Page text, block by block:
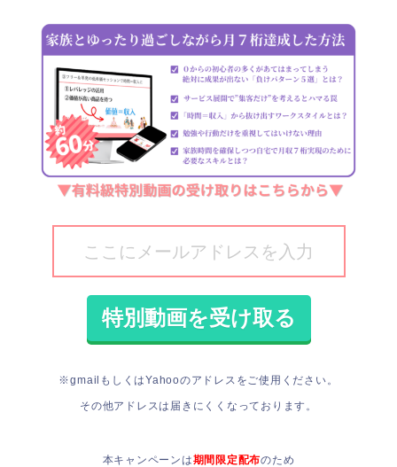
※gmailもしくはYahooのアドレスをご使用ください。
その他アドレスは届きにくくなっております。
本キャンペーンは期間限定配布のため